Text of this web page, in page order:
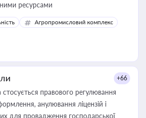
ресурсами
Агропромисловий комплекс
+66
стосується правового регулювання
анулювання ліцензій і
для провадження господарської